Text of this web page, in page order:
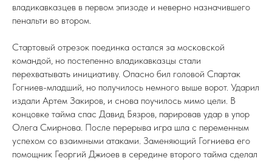
владикавказцев в первом эпизоде и неверно назначившего
пенальти во втором.
Стартовый отрезок поединка остался за московской
командой, но постепенно владикавказцы стали
перехватывать инициативу. Опасно бил головой Спартак
Гогниев-младший, но получилось немного выше ворот. Ударил
издали Артем Закиров, и снова поучилось мимо цели. В
концовке тайма спас Давид Бязров, парировав удар в упор
Олега Смирнова. После перерыва игра шла с переменным
успехом со взаимными атаками. Заменяющий Гогниева его
помощник Георгий Джиоев в середине второго тайма сделал